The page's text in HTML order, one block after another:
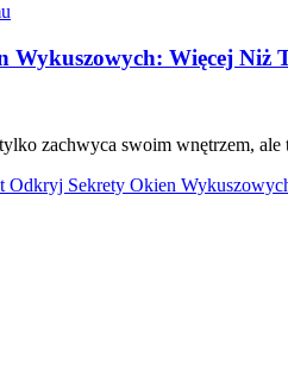
Wykuszowych: Więcej Niż
zachwyca swoim wnętrzem,
Odkryj Sekrety Okien